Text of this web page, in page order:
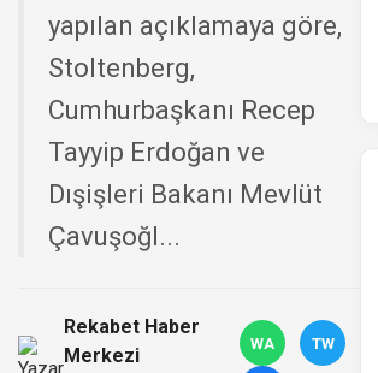
yapılan açıklamaya göre,
Stoltenberg,
Cumhurbaşkanı Recep
Tayyip Erdoğan ve
Dışişleri Bakanı Mevlüt
Çavuşoğl...
Rekabet Haber
Merkezi
WA TW